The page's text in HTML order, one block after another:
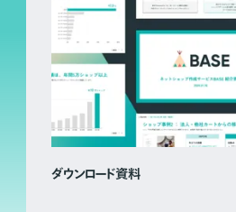
ダウンロード資料